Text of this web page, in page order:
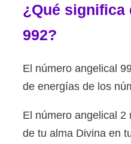
¿Qué significa
992?
El número angelical
de energías de los
El número angelical 2
de tu alma Divina en